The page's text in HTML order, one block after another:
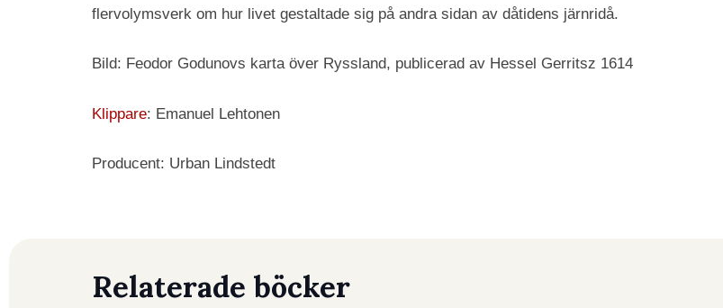
flervolymsverk om hur livet gestaltade sig på andra sidan av dåtidens järnridå.
Bild: Feodor Godunovs karta över Ryssland, publicerad av Hessel Gerritsz 1614
Klippare: Emanuel Lehtonen
Producent: Urban Lindstedt
Relaterade böcker